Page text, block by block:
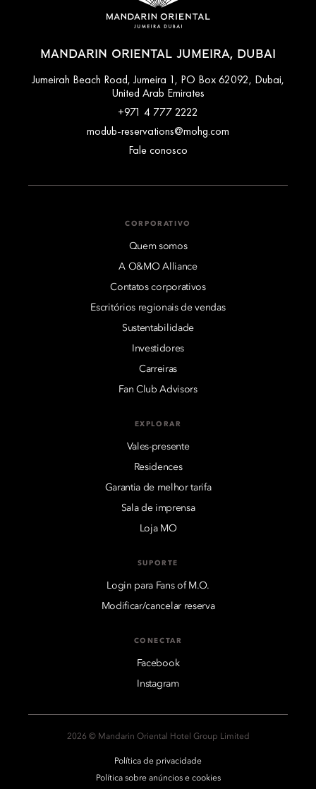
MANDARIN ORIENTAL JUMEIRA, DUBAI
Jumeirah Beach Road, Jumeira 1, PO Box 62092, Dubai,
United Arab Emirates
+971 4 777 2222
modub-reservations@mohg.com
Fale conosco
CORPORATIVO
Quem somos
A O&MO Alliance
Contatos corporativos
Escritórios regionais de vendas
Sustentabilidade
Investidores
Carreiras
Fan Club Advisors
EXPLORAR
Vales-presente
Residences
Garantia de melhor tarifa
Sala de imprensa
Loja MO
SUPORTE
Login para Fans of M.O.
Modificar/cancelar reserva
CONECTAR
Facebook
Instagram
2026 © Mandarin Oriental Hotel Group Limited
Política de privacidade
Política sobre anúncios e cookies